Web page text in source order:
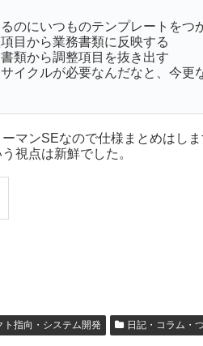
のにいつものテンプレートをつ
項目から業務書類に反映する
書類から調整項目を抜き出す
イクルが必要なんだなと、今更
マンSEなので仕様まとめはし
視点は新鮮でした。
ト指向・システム開発 日記・コラム・